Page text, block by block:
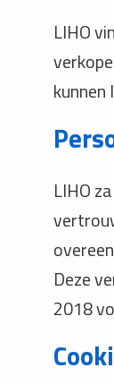
LIHO
LIHO
Deze
2018